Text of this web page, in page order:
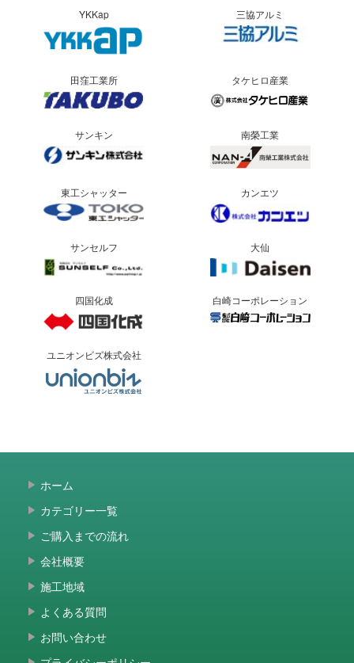
YKKap 三協アルミ
田窪工業所 タケヒロ産業
サンキン 南榮工業
東工シャッター カンエツ
サンセルフ 大仙
四国化成 白崎コーポレーション
ユニオンビズ株式会社
ホーム
カテゴリー一覧
ご購入までの流れ
会社概要
施工地域
よくある質問
お問い合わせ